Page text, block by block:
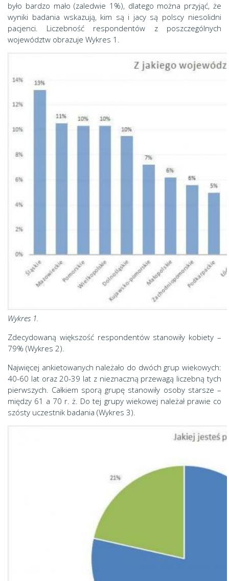
było bardzo mało (zaledwie 1%), dlatego można przyjąć, że
wyniki badania wskazują, kim są i jacy są polscy niesolidni
pacjenci. Liczebność respondentów z poszczególnych
województw obrazuje Wykres 1.
Wykres 1.
Zdecydowaną większość respondentów stanowiły kobiety –
79% (Wykres 2).
Najwięcej ankietowanych należało do dwóch grup wiekowych:
40-60 lat oraz 20-39 lat z nieznaczną przewagą liczebną tych
pierwszych. Całkiem sporą grupę stanowiły osoby starsze –
między 61 a 70 r. ż. Do tej grupy wiekowej należał prawie co
szósty uczestnik badania (Wykres 3).